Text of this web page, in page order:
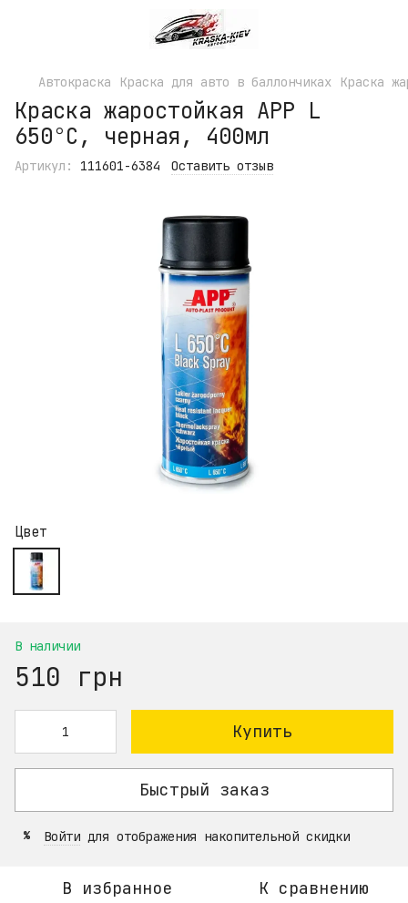
Автокраска Краска для авто в баллончиках Краска
Краска жаростойкая APP L
650°С, черная, 400мл
Артикул: 111601-6384 Оставить отзыв
Цвет
В наличии
510 грн
Купить
Быстрый заказ
% Войти для отображения накопительной скидки
В избранное К сравнению